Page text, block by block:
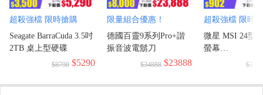
超殺強檔 限時搶購
Seagate BarraCuda 3.5吋
2TB 桌上型硬碟
$8790 $5290
限量組合優惠！
德國百靈9系列Pro+諧
振音波電鬍刀
$34888 $23888
超殺強檔 限時
微星 MSI 24型
螢幕
(1920x1080/$2990